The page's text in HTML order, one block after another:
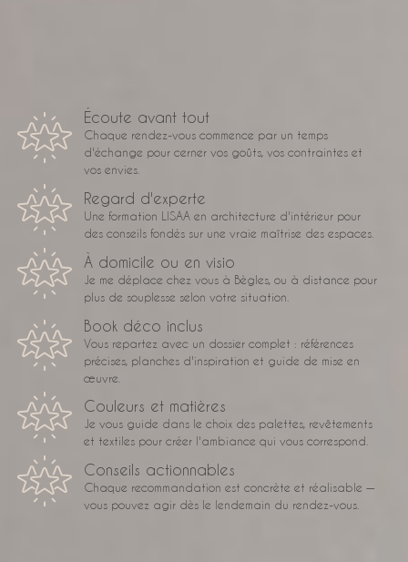
Écoute avant tout
Chaque rendez-vous commence par un temps
d'échange pour cerner vos goûts, vos contraintes et
vos envies.
Regard d'experte
Une formation LISAA en architecture d'intérieur pour
des conseils fondés sur une vraie maîtrise des espaces.
À domicile ou en visio
Je me déplace chez vous à Bègles, ou à distance pour
plus de souplesse selon votre situation.
Book déco inclus
Vous repartez avec un dossier complet : références
précises, planches d'inspiration et guide de mise en
œuvre.
Couleurs et matières
Je vous guide dans le choix des palettes, revêtements
et textiles pour créer l'ambiance qui vous correspond.
Conseils actionnables
Chaque recommandation est concrète et réalisable —
vous pouvez agir dès le lendemain du rendez-vous.